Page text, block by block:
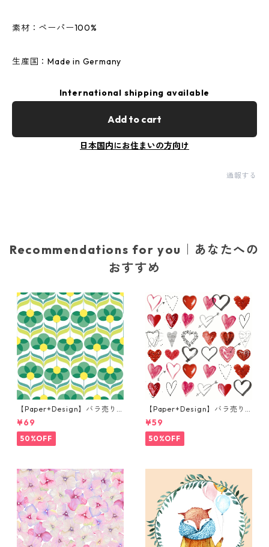
素材：ペーパー100%
生産国：Made in Germany
International shipping available
Add to cart
日本国内にお住まいの方向け
通報する
Recommendations for you｜あなたへの
おすすめ
【Paper+Design】バラ売り2
枚 ランチサイズ ペーパーナプ
キン Geo Flowers グリーン
¥69
50%OFF
【Paper+Design】バラ売り2
枚 カクテルサイズ ペーパーナ
プキン Cupids arrow ホワイ
ト
¥59
50%OFF